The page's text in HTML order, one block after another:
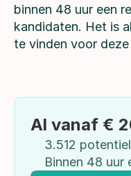
binnen 48 uur een
kandidaten. Het is
te vinden voor
Al vanaf €
3.512
Binnen 48 uur